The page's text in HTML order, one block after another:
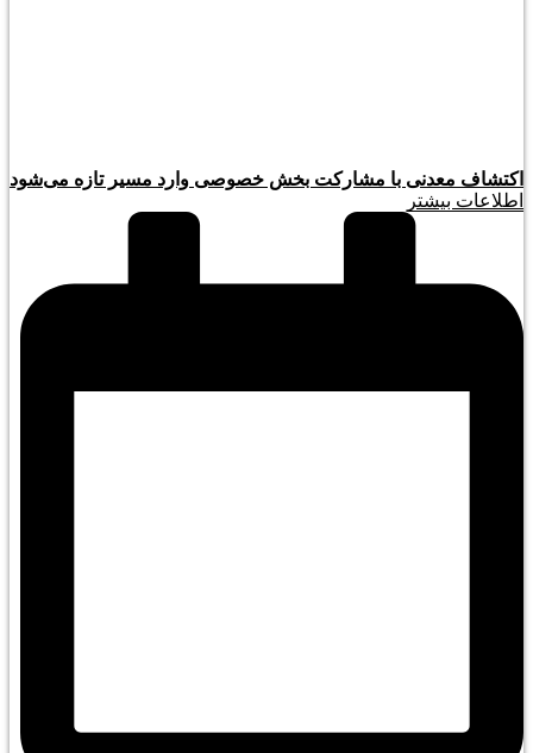
اکتشاف معدنی با مشارکت بخش خصوصی وارد مسیر تازه می‌شود
اطلاعات بیشتر